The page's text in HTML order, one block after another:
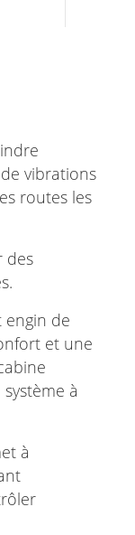
vibrations
routes les
des
de
et une
à
à